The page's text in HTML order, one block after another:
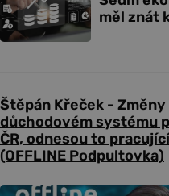
měl znát
Štěpán Křeček - Změny
důchodovém systému
ČR, odnesou to pracující
(OFFLINE Podpultovka)